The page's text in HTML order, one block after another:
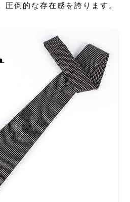
圧倒的な存在感を誇ります。